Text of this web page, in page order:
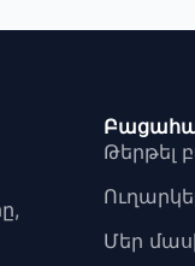
Թերթել
Մեր